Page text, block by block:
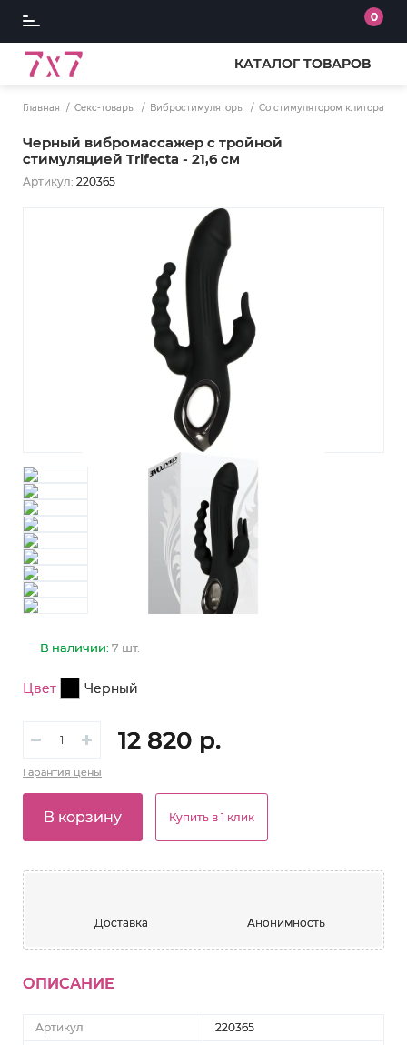
0
КАТАЛОГ ТОВАРОВ
Главная Секс-товары Вибростимуляторы Со стимулятором клитора
Черный вибромассажер с тройной
стимуляцией Trifecta - 21,6 см
Артикул: 220365
В наличии: 7 шт.
Цвет Черный
Гарантия цены
12 820 р.
В корзину Купить в 1 клик
Доставка Анонимность
ОПИСАНИЕ
Артикул
220365